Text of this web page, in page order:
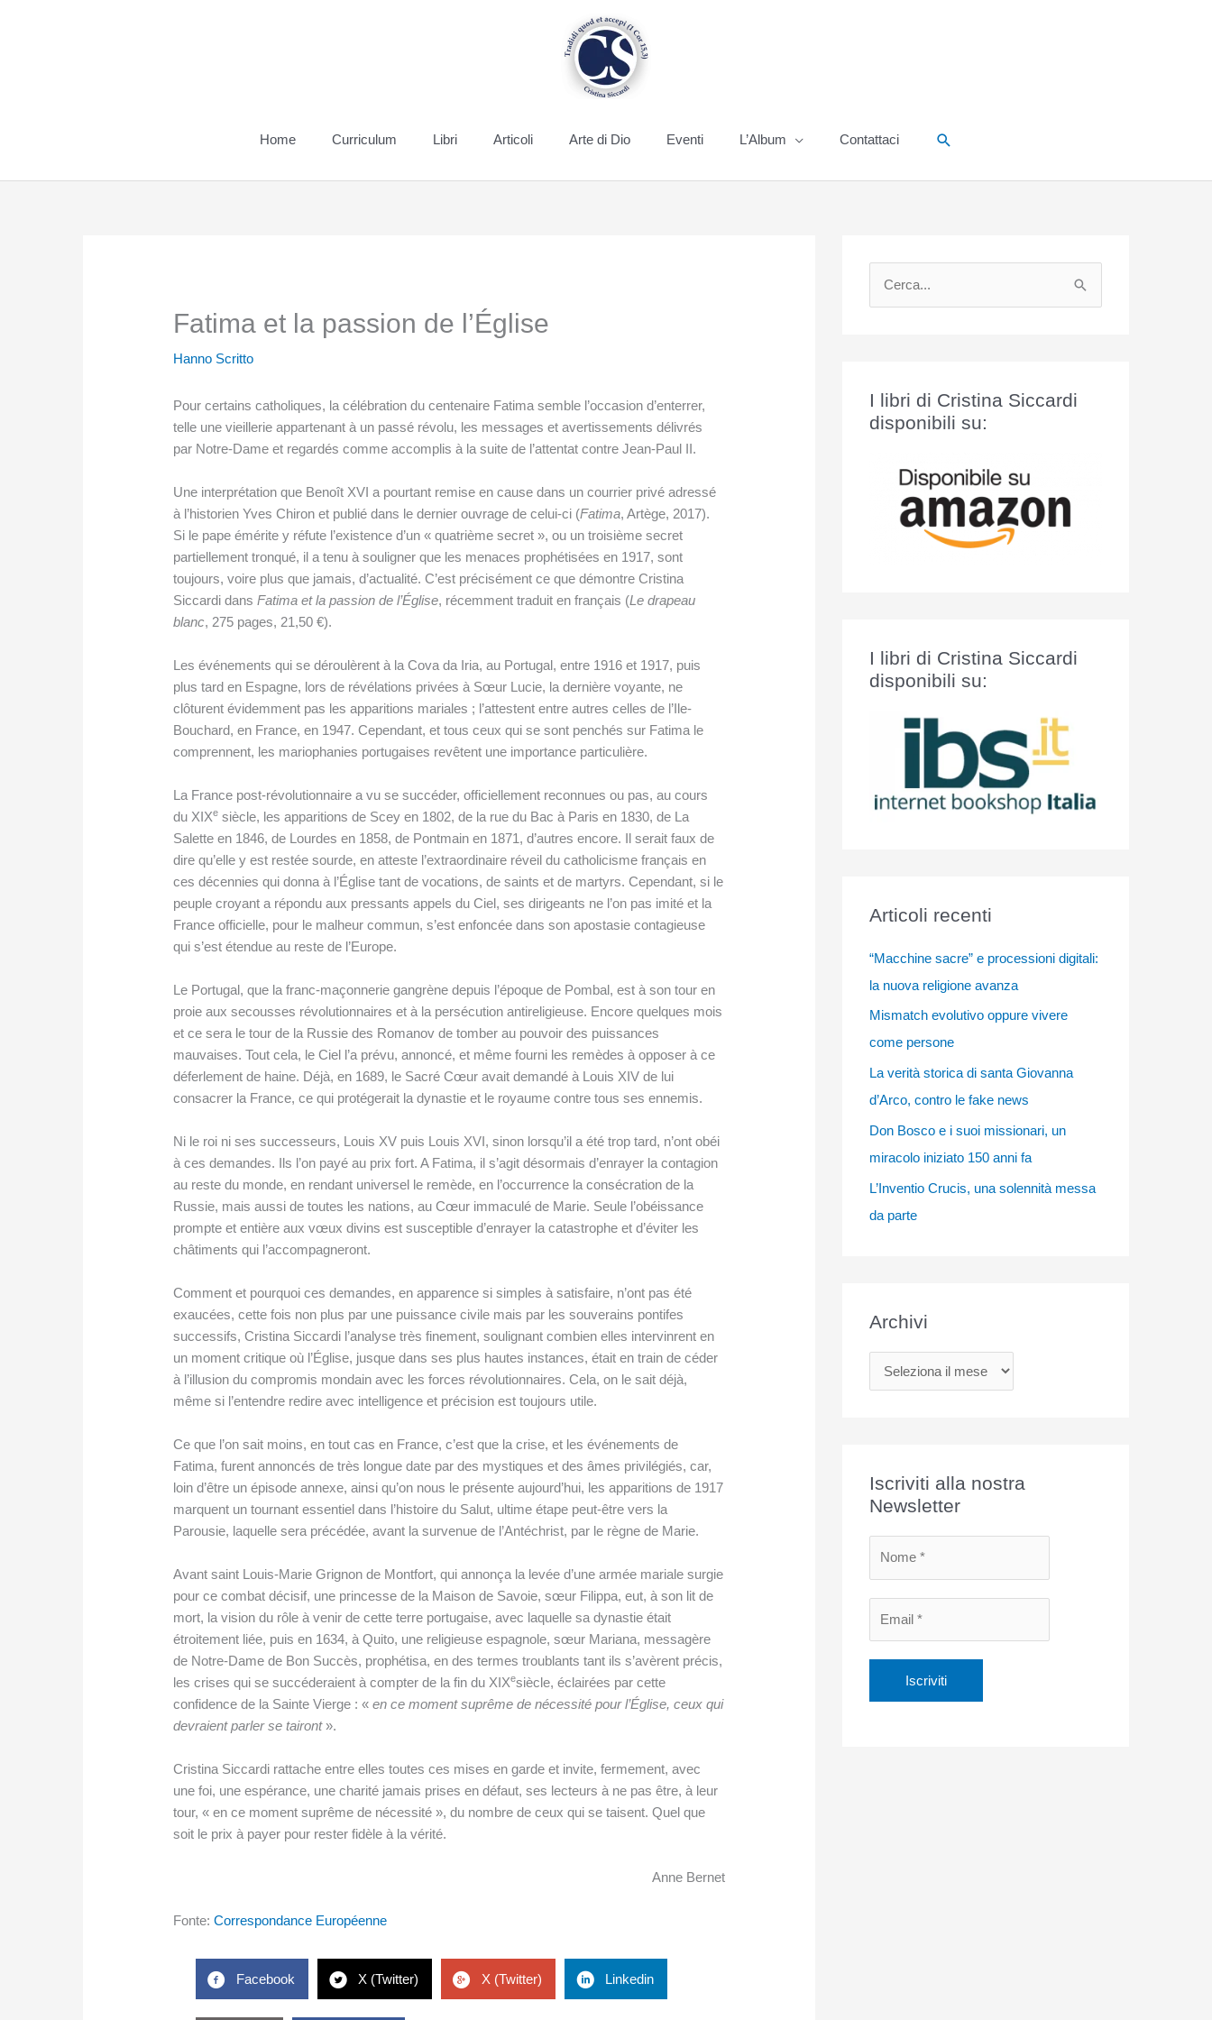
Home Curriculum Libri Articoli Arte di Dio Eventi L’Album Contattaci Cerca
Fatima et la passion de l’Église
Hanno Scritto
Pour certains catholiques, la célébration du centenaire Fatima semble l’occasion d’enterrer,
telle une vieillerie appartenant à un passé révolu, les messages et avertissements délivrés
par Notre-Dame et regardés comme accomplis à la suite de l’attentat contre Jean-Paul II.
Une interprétation que Benoît XVI a pourtant remise en cause dans un courrier privé adressé
à l’historien Yves Chiron et publié dans le dernier ouvrage de celui-ci (Fatima, Artège, 2017).
Si le pape émérite y réfute l’existence d’un « quatrième secret », ou un troisième secret
partiellement tronqué, il a tenu à souligner que les menaces prophétisées en 1917, sont
toujours, voire plus que jamais, d’actualité. C’est précisément ce que démontre Cristina
Siccardi dansFatima et la passion de l’Église, récemment traduit en français (Le drapeau
blanc, 275 pages, 21,50 €).
Les événements qui se déroulèrent à la Cova da Iria, au Portugal, entre 1916 et 1917, puis
plus tard en Espagne, lors de révélations privées à Sœur Lucie, la dernière voyante, ne
clôturent évidemment pas les apparitions mariales ; l’attestent entre autres celles de l’Ile-
Bouchard, en France, en 1947. Cependant, et tous ceux qui se sont penchés sur Fatima le
comprennent, les mariophanies portugaises revêtent une importance particulière.
La France post-révolutionnaire a vu se succéder, officiellement reconnues ou pas, au cours
du XIXe siècle, les apparitions de Scey en 1802, de la rue du Bac à Paris en 1830, de La
Salette en 1846, de Lourdes en 1858, de Pontmain en 1871, d’autres encore. Il serait faux de
dire qu’elle y est restée sourde, en atteste l’extraordinaire réveil du catholicisme français en
ces décennies qui donna à l’Église tant de vocations, de saints et de martyrs. Cependant, si le
peuple croyant a répondu aux pressants appels du Ciel, ses dirigeants ne l’on pas imité et la
France officielle, pour le malheur commun, s’est enfoncée dans son apostasie contagieuse
qui s’est étendue au reste de l’Europe.
Le Portugal, que la franc-maçonnerie gangrène depuis l’époque de Pombal, est à son tour en
proie aux secousses révolutionnaires et à la persécution antireligieuse. Encore quelques mois
et ce sera le tour de la Russie des Romanov de tomber au pouvoir des puissances
mauvaises. Tout cela, le Ciel l’a prévu, annoncé, et même fourni les remèdes à opposer à ce
déferlement de haine. Déjà, en 1689, le Sacré Cœur avait demandé à Louis XIV de lui
consacrer la France, ce qui protégerait la dynastie et le royaume contre tous ses ennemis.
Ni le roi ni ses successeurs, Louis XV puis Louis XVI, sinon lorsqu’il a été trop tard, n’ont obéi
à ces demandes. Ils l’on payé au prix fort. A Fatima, il s’agit désormais d’enrayer la contagion
au reste du monde, en rendant universel le remède, en l’occurrence la consécration de la
Russie, mais aussi de toutes les nations, au Cœur immaculé de Marie. Seule l’obéissance
prompte et entière aux vœux divins est susceptible d’enrayer la catastrophe et d’éviter les
châtiments qui l’accompagneront.
Comment et pourquoi ces demandes, en apparence si simples à satisfaire, n’ont pas été
exaucées, cette fois non plus par une puissance civile mais par les souverains pontifes
successifs, Cristina Siccardi l’analyse très finement, soulignant combien elles intervinrent en
un moment critique où l’Église, jusque dans ses plus hautes instances, était en train de céder
à l’illusion du compromis mondain avec les forces révolutionnaires. Cela, on le sait déjà,
même si l’entendre redire avec intelligence et précision est toujours utile.
Ce que l’on sait moins, en tout cas en France, c’est que la crise, et les événements de
Fatima, furent annoncés de très longue date par des mystiques et des âmes privilégiés, car,
loin d’être un épisode annexe, ainsi qu’on nous le présente aujourd’hui, les apparitions de 1917
marquent un tournant essentiel dans l’histoire du Salut, ultime étape peut-être vers la
Parousie, laquelle sera précédée, avant la survenue de l’Antéchrist, par le règne de Marie.
Avant saint Louis-Marie Grignon de Montfort, qui annonça la levée d’une armée mariale surgie
pour ce combat décisif, une princesse de la Maison de Savoie, sœur Filippa, eut, à son lit de
mort, la vision du rôle à venir de cette terre portugaise, avec laquelle sa dynastie était
étroitement liée, puis en 1634, à Quito, une religieuse espagnole, sœur Mariana, messagère
de Notre-Dame de Bon Succès, prophétisa, en des termes troublants tant ils s’avèrent précis,
les crises qui se succéderaient à compter de la fin du XIXesiècle, éclairées par cette
confidence de la Sainte Vierge : «en ce moment suprême de nécessité pour l’Église, ceux qui
devraient parler se tairont».
Cristina Siccardi rattache entre elles toutes ces mises en garde et invite, fermement, avec
une foi, une espérance, une charité jamais prises en défaut, ses lecteurs à ne pas être, à leur
tour, « en ce moment suprême de nécessité », du nombre de ceux qui se taisent. Quel que
soit le prix à payer pour rester fidèle à la vérité.
Anne Bernet
Fonte:Correspondance Européenne
Facebook X (Twitter) X (Twitter) Linkedin
:I libri di Cristina Siccardi
disponibili su:
I libri di Cristina Siccardi
disponibili su:
Articoli recenti
“Macchine sacre” e processioni digitali:
la nuova religione avanza
Mismatch evolutivo oppure vivere
come persone
La verità storica di santa Giovanna
d’Arco, contro le fake news
Don Bosco e i suoi missionari, un
miracolo iniziato 150 anni fa
L’Inventio Crucis, una solennità messa
da parte
Archivi
r
v
Iscriviti alla nostra
Newsletter